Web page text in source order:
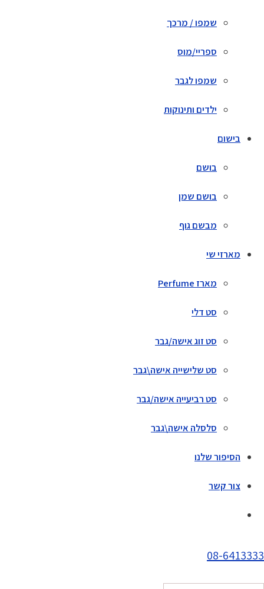
שמפו / מרכך
ספריי/מוס
שמפו לגבר
ילדים ותינוקות
בישום
בושם
בושם שמן
מבשם גוף
מארזי שי
מארז Perfume
סט דלי
סט זוג אישה/גבר
סט שלישייה אישה\גבר
סט רביעייה אישה/גבר
סלסלה אישה\גבר
הסיפור שלנו
צור קשר
08-6413333